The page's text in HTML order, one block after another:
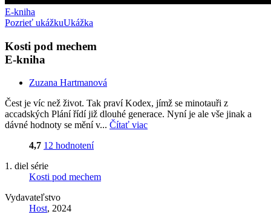
E-kniha
Pozrieť ukážkuUkážka
Kosti pod mechem
E-kniha
Zuzana Hartmanová
Čest je víc než život. Tak praví Kodex, jímž se minotauři z
accadských Plání řídí již dlouhé generace. Nyní je ale vše jinak a
dávné hodnoty se mění v... Čítať viac
4,7 12 hodnotení
1. diel série
Kosti pod mechem
Vydavateľstvo
Host, 2024